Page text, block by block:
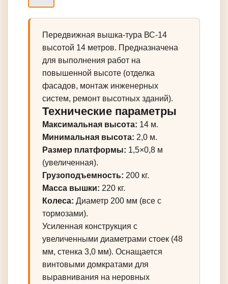
Передвижная вышка-тура ВС-14
высотой 14 метров. Предназначена
для выполнения работ на
повышенной высоте (отделка
фасадов, монтаж инженерных
систем, ремонт высотных зданий).
Технические параметры
Максимальная высота: 14 м.
Минимальная высота: 2,0 м.
Размер платформы: 1,5×0,8 м
(увеличенная).
Грузоподъемность: 200 кг.
Масса вышки: 220 кг.
Колеса: Диаметр 200 мм (все с
тормозами).
Усиленная конструкция с
увеличенными диаметрами стоек (48
мм, стенка 3,0 мм). Оснащается
винтовыми домкратами для
выравнивания на неровных